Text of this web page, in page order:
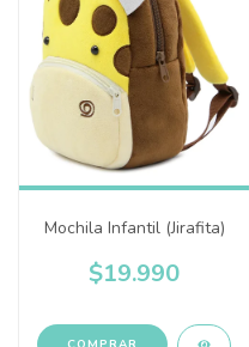
Mochila Infantil (Jirafita)
$19.990